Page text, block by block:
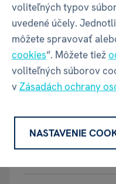
Výška balenia
Váha balenia
voliteľných typov
uvedené účely.
môžete spravovať
cookies“. Môžete tiež
voliteľných súborov
vZásadách ochrany
NASTAVENIE